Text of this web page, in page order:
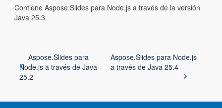
Contiene Aspose.Slides para Node.js a través de la versión
Java 25.3.
Aspose.Slides para
Node.js a través de Java
25.2
Aspose.Slides para Node.js
a través de Java 25.4